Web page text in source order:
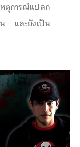
หตุการณ์แปลก
หน และยังเป็น